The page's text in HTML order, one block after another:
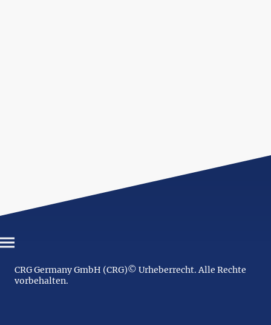
CRG Germany GmbH (CRG)© Urheberrecht. Alle Rechte
vorbehalten.